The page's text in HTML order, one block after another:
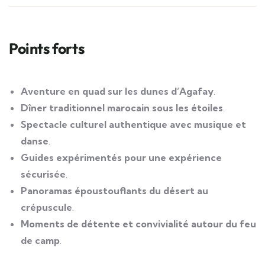
Points forts
Aventure en quad sur les dunes d’Agafay.
Dîner traditionnel marocain sous les étoiles.
Spectacle culturel authentique avec musique et
danse.
Guides expérimentés pour une expérience
sécurisée.
Panoramas époustouflants du désert au
crépuscule.
Moments de détente et convivialité autour du feu
de camp.